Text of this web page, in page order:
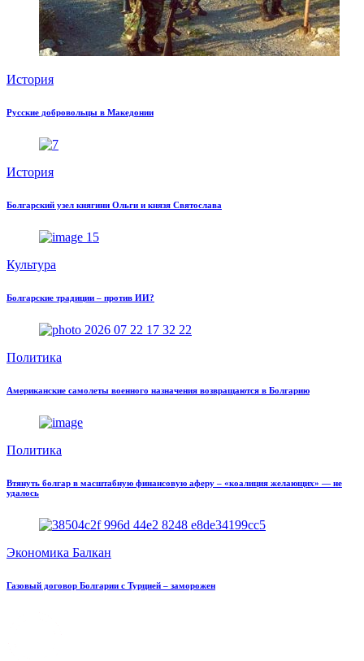
История
Русские добровольцы в Македонии
История
Болгарский узел княгини Ольги и князя Святослава
Культура
Болгарские традиции – против ИИ?
Политика
Американские самолеты военного назначения возвращаются в Болгарию
Политика
Втянуть болгар в масштабную финансовую аферу – «коалиция желающих» — не
удалось
Экономика Балкан
Газовый договор Болгарии с Турцией – заморожен